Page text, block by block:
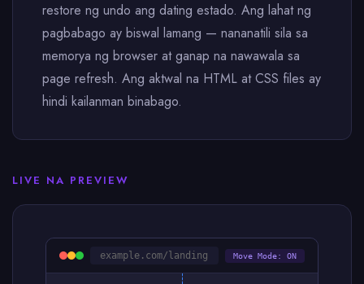
restore ng undo ang dating estado. Ang lahat ng
pagbabago ay biswal lamang — nananatili sila sa
memorya ng browser at ganap na nawawala sa
page refresh. Ang aktwal na HTML at CSS files ay
hindi kailanman binabago.
LIVE NA PREVIEW
example.com/landing Move Mode: ON